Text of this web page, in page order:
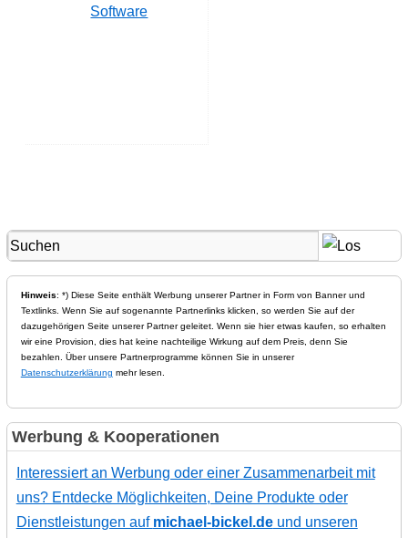
Software
Hinweis: *) Diese Seite enthält Werbung unserer Partner in Form von Banner und
Textlinks. Wenn Sie auf sogenannte Partnerlinks klicken, so werden Sie auf der
dazugehörigen Seite unserer Partner geleitet. Wenn sie hier etwas kaufen, so erhalten
wir eine Provision, dies hat keine nachteilige Wirkung auf dem Preis, denn Sie
bezahlen. Über unsere Partnerprogramme können Sie in unserer
Datenschutzerklärung mehr lesen.
Werbung & Kooperationen
Interessiert an Werbung oder einer Zusammenarbeit mit
uns? Entdecke Möglichkeiten, Deine Produkte oder
Dienstleistungen auf michael-bickel.deund unseren